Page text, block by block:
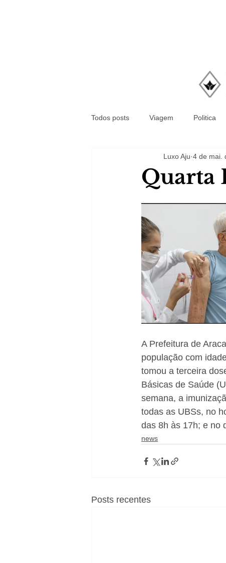
Todos posts Viagem Politica
Quarta
Luxo Aju 4 de mai.
A Prefeitura de
população com
tomou a terceira
Básicas de Saúde
semana, a
todas as UBSs, no
das 8h às 17h; e no
news
Posts recentes